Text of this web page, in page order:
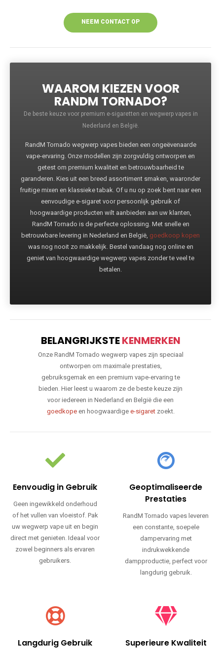
NEEM CONTACT OP
WAAROM KIEZEN VOOR
RANDM TORNADO?
De beste keuze voor premium e-sigaretten en wegwerp vapes in
Nederland en België.
RandM Tornado wegwerp vapes bieden een ongeëvenaarde
vape-ervaring. Onze modellen zijn zorgvuldig ontworpen en
getest om premium kwaliteit en betrouwbaarheid te
garanderen. Kies uit een breed assortiment smaken, waaronder
fruitige mixen en klassieke tabak. Of u nu op zoek bent naar een
eenvoudige e-sigaret voor persoonlijk gebruik of
hoogwaardige producten wilt aanbieden aan uw klanten,
RandM Tornado is de perfecte oplossing. Met snelle en
betrouwbare levering in Nederland en België, goedkoop kopen
was nog nooit zo makkelijk. Bestel vandaag nog online en
geniet van hoogwaardige wegwerp vapes zonder te veel te
betalen.
BELANGRIJKSTEKENMERKEN
Onze RandM Tornado wegwerp vapes zijn speciaal
ontworpen om maximale prestaties,
gebruiksgemak en een premium vape-ervaring te
bieden. Hier leest u waarom ze de beste keuze zijn
voor iedereen in Nederland en België die een
goedkopeen hoogwaardige e-sigaretzoekt.
Eenvoudig in Gebruik
Geen ingewikkeld onderhoud
of het vullen van vloeistof. Pak
uw wegwerp vape uit en begin
direct met genieten. Ideaal voor
zowel beginners als ervaren
gebruikers.
Geoptimaliseerde
Prestaties
RandM Tornado vapes leveren
een constante, soepele
dampervaring met
indrukwekkende
dampproductie, perfect voor
langdurig gebruik.
Langdurig Gebruik Superieure Kwaliteit